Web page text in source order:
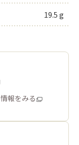
19.5 g
報をみる